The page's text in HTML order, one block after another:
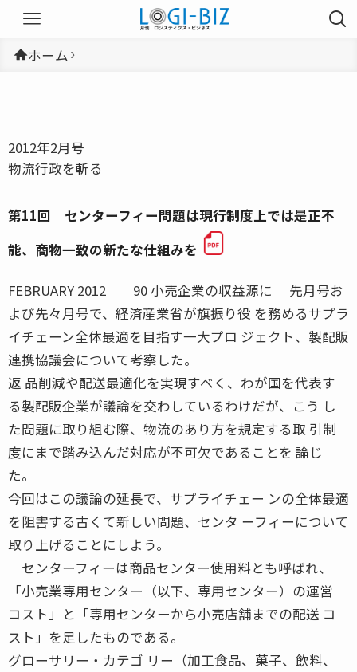
ホーム
2012年2月号
物流行政を斬る
第11回 センターフィー問題は現行制度上では是正不
能、商物一致の新たな仕組みを
FEBRUARY 2012 90 小売企業の収益源に 先月号お
よび先々月号で、経済産業省が旗振り役 を務めるサプラ
イチェーン全体最適を目指す一大プロ ジェクト、製配販
連携協議会について考察した。
返 品削減や配送最適化を実現すべく、わが国を代表す
る製配販企業が議論を交わしているわけだが、こう し
た問題に取り組む際、物流のあり方を規定する取 引制
度にまで踏み込んだ対応が不可欠であることを 論じ
た。
今回はこの議論の延長で、サプライチェー ンの全体最適
を阻害する古くて新しい問題、センタ ーフィーについて
取り上げることにしよう。
センターフィーは商品センター使用料とも呼ばれ、
「小売業専用センター（以下、専用センター）の運営
コスト」と「専用センターから小売店舗までの配送 コ
スト」を足したものである。
グローサリー・カテゴ リー（加工食品、菓子、飲料、